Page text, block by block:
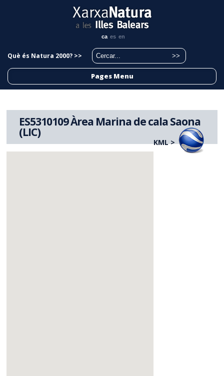
ca es en
Què és Natura 2000? >>
Pages Menu
ES5310109 Àrea Marina de cala Saona
(LIC)
KML >